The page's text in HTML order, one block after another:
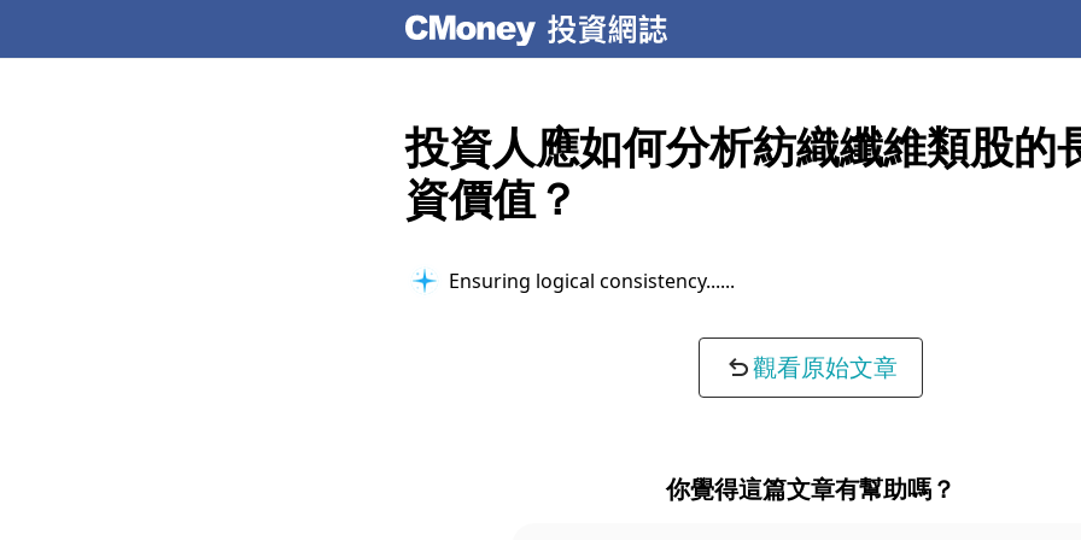
投資人應如何分析紡織纖維類股的
資價值？
Ensuring logical consistency...
觀看原始文章
你覺得這篇文章有幫助嗎？